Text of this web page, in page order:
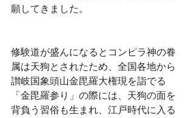
願してきました。
修験道が盛んになるとコンピラ神の眷
属は天狗とされたため、全国各地から
讃岐国象頭山金毘羅大権現を詣でる
「金毘羅参り」の際には、天狗の面を
背負う習俗も生まれ、江戸時代に入る